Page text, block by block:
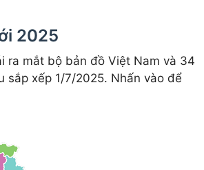
2025
ra mắt bộ bản đồ Việt Nam và 34
sắp xếp 1/7/2025. Nhấn vào để